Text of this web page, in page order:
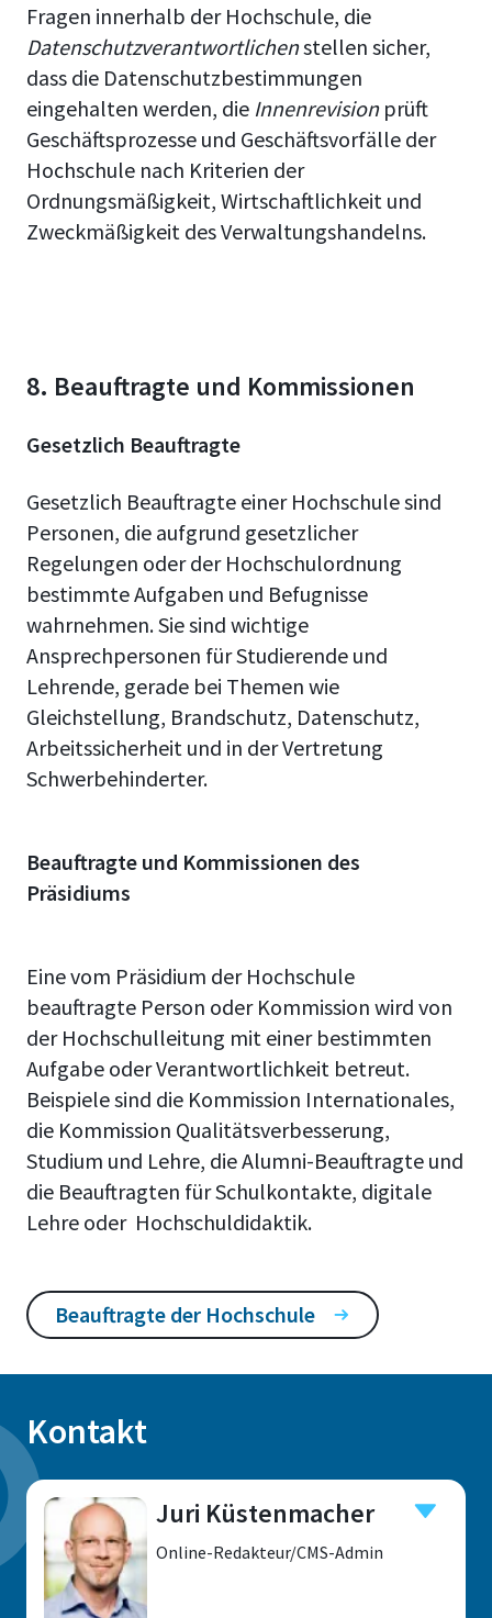
Fragen innerhalb der Hochschule, die
Datenschutzverantwortlichenstellen sicher,
dass die Datenschutzbestimmungen
eingehalten werden, die Innenrevisionprüft
Geschäftsprozesse und Geschäftsvorfälle der
Hochschule nach Kriterien der
Ordnungsmäßigkeit, Wirtschaftlichkeit und
Zweckmäßigkeit des Verwaltungshandelns.
8. Beauftragte und Kommissionen
Gesetzlich Beauftragte
Gesetzlich Beauftragte einer Hochschule sind
Personen, die aufgrund gesetzlicher
Regelungen oder der Hochschulordnung
bestimmte Aufgaben und Befugnisse
wahrnehmen. Sie sind wichtige
Ansprechpersonen für Studierende und
Lehrende, gerade bei Themen wie
Gleichstellung, Brandschutz, Datenschutz,
Arbeitssicherheit und in der Vertretung
Schwerbehinderter.
Beauftragte und Kommissionen des
Präsidiums
Eine vom Präsidium der Hochschule
beauftragte Person oder Kommission wird von
der Hochschulleitung mit einer bestimmten
Aufgabe oder Verantwortlichkeit betreut.
Beispiele sind die Kommission Internationales,
die Kommission Qualitätsverbesserung,
Studium und Lehre, die Alumni-Beauftragte und
die Beauftragten für Schulkontakte, digitale
Lehre oder Hochschuldidaktik.
Beauftragte der Hochschule
Kontakt
Juri Küstenmacher
Online-Redakteur/CMS-Admin